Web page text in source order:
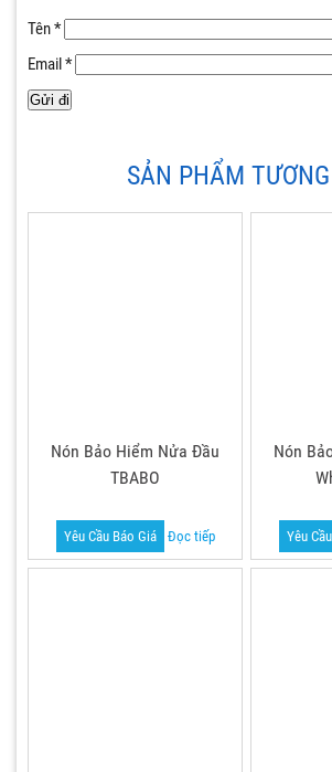
Tên*
Email*
SẢN PHẨM
Nón Bảo Hiểm Nửa Đầu
TBABO
Yêu Cầu Báo Giá Đọc tiếp
Nón
Yêu